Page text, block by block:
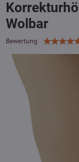
Wolbar
Bewertung